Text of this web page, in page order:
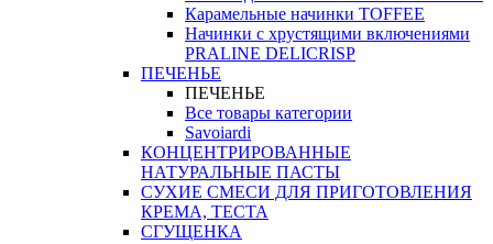
Карамельные начинки TOFFEE
Начинки с хрустящими включениями
PRALINE DELICRISP
ПЕЧЕНЬЕ
ПЕЧЕНЬЕ
Все товары категории
Savoiardi
КОНЦЕНТРИРОВАННЫЕ
НАТУРАЛЬНЫЕ ПАСТЫ
СУХИЕ СМЕСИ ДЛЯ ПРИГОТОВЛЕНИЯ
КРЕМА, ТЕСТА
СГУЩЕНКА